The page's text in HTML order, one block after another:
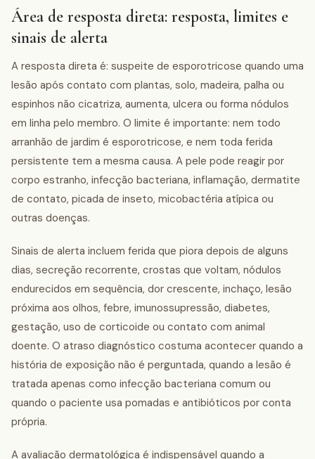
Área de resposta direta: resposta, limites e
sinais de alerta
A resposta direta é: suspeite de esporotricose quando uma
lesão após contato com plantas, solo, madeira, palha ou
espinhos não cicatriza, aumenta, ulcera ou forma nódulos
em linha pelo membro. O limite é importante: nem todo
arranhão de jardim é esporotricose, e nem toda ferida
persistente tem a mesma causa. A pele pode reagir por
corpo estranho, infecção bacteriana, inflamação, dermatite
de contato, picada de inseto, micobactéria atípica ou
outras doenças.
Sinais de alerta incluem ferida que piora depois de alguns
dias, secreção recorrente, crostas que voltam, nódulos
endurecidos em sequência, dor crescente, inchaço, lesão
próxima aos olhos, febre, imunossupressão, diabetes,
gestação, uso de corticoide ou contato com animal
doente. O atraso diagnóstico costuma acontecer quando a
história de exposição não é perguntada, quando a lesão é
tratada apenas como infecção bacteriana comum ou
quando o paciente usa pomadas e antibióticos por conta
própria.
A avaliação dermatológica é indispensável quando a